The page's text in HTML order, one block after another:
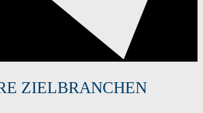
ZIELBRANCHEN